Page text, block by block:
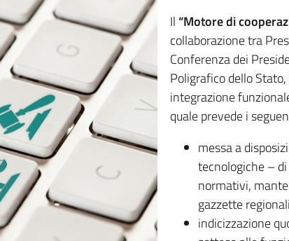
Il “Motore di
collaborazione tra
Conferenza dei
Poligrafico dello
integrazione
quale prevede i
messa a
tecnologiche –
normativi,
gazzette
indicizzazione